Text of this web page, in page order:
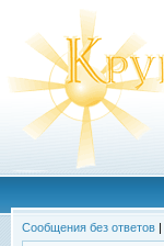
Сообщения без ответов |